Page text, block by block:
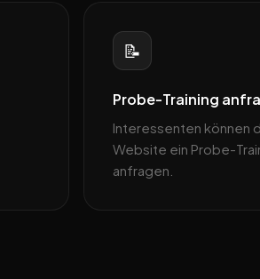
📝
Probe-Training
Interessenten können
Website ein Probe-
anfragen.